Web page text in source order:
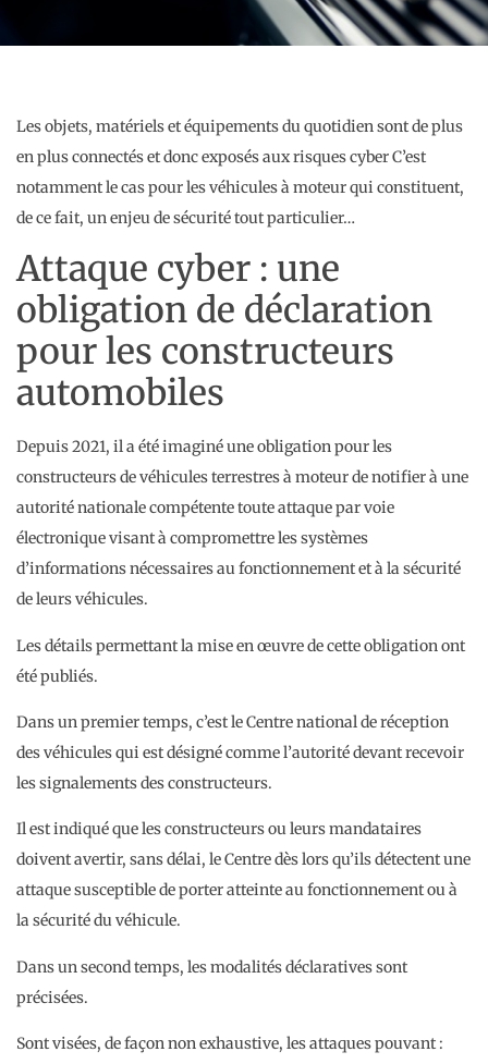
Les objets, matériels et équipements du quotidien sont de plus
en plus connectés et donc exposés aux risques cyber C’est
notamment le cas pour les véhicules à moteur qui constituent,
de ce fait, un enjeu de sécurité tout particulier…
Attaque cyber : une
obligation de déclaration
pour les constructeurs
automobiles
Depuis 2021, il a été imaginé une obligation pour les
constructeurs de véhicules terrestres à moteur de notifier à une
autorité nationale compétente toute attaque par voie
électronique visant à compromettre les systèmes
d’informations nécessaires au fonctionnement et à la sécurité
de leurs véhicules.
Les détails permettant la mise en œuvre de cette obligation ont
été publiés.
Dans un premier temps, c’est le Centre national de réception
des véhicules qui est désigné comme l’autorité devant recevoir
les signalements des constructeurs.
Il est indiqué que les constructeurs ou leurs mandataires
doivent avertir, sans délai, le Centre dès lors qu’ils détectent une
attaque susceptible de porter atteinte au fonctionnement ou à
la sécurité du véhicule.
Dans un second temps, les modalités déclaratives sont
précisées.
Sont visées, de façon non exhaustive, les attaques pouvant :